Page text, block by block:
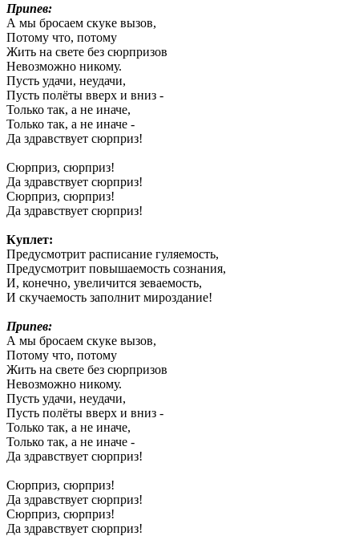
Припев:
А мы бросаем скуке вызов,
Потому что, потому
Жить на свете без сюрпризов
Невозможно никому.
Пусть удачи, неудачи,
Пусть полёты вверх и вниз -
Только так, а не иначе,
Только так, а не иначе -
Да здравствует сюрприз!
Сюрприз, сюрприз!
Да здравствует сюрприз!
Сюрприз, сюрприз!
Да здравствует сюрприз!
Куплет:
Предусмотрит расписание гуляемость,
Предусмотрит повышаемость сознания,
И, конечно, увеличится зеваемость,
И скучаемость заполнит мироздание!
Припев:
А мы бросаем скуке вызов,
Потому что, потому
Жить на свете без сюрпризов
Невозможно никому.
Пусть удачи, неудачи,
Пусть полёты вверх и вниз -
Только так, а не иначе,
Только так, а не иначе -
Да здравствует сюрприз!
Сюрприз, сюрприз!
Да здравствует сюрприз!
Сюрприз, сюрприз!
Да здравствует сюрприз!